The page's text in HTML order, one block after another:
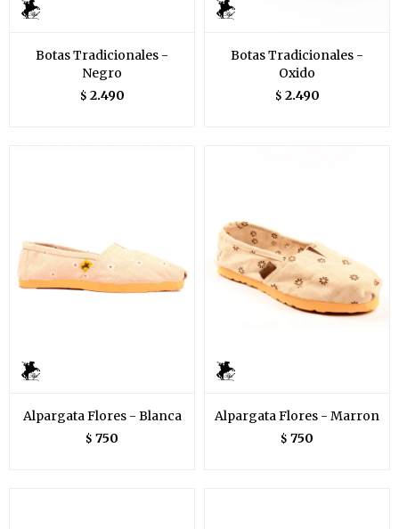
Botas Tradicionales -
Negro
$ 2.490
Botas Tradicionales -
Oxido
$ 2.490
Alpargata Flores - Blanca
$ 750
Alpargata Flores - Marron
$ 750